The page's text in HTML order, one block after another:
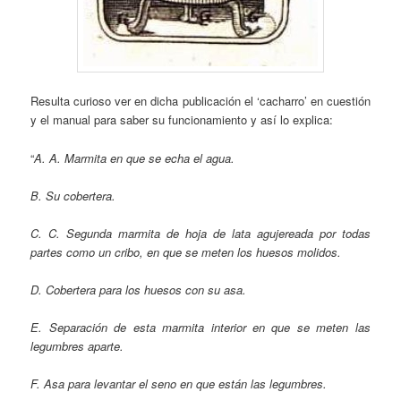
Resulta curioso ver en dicha publicación el ‘cacharro’ en cuestión
y el manual para saber su funcionamiento y así lo explica:
“A. A. Marmita en que se echa el agua.
B.Su cobertera.
C. C.Segunda marmita de hoja de lata agujereada por todas
partes como un cribo, en que se meten los huesos molidos.
D. Cobertera para los huesos con su asa.
E. Separación de esta marmita interior en que se meten las
legumbres aparte.
F. Asa para levantar el seno en que están las legumbres.